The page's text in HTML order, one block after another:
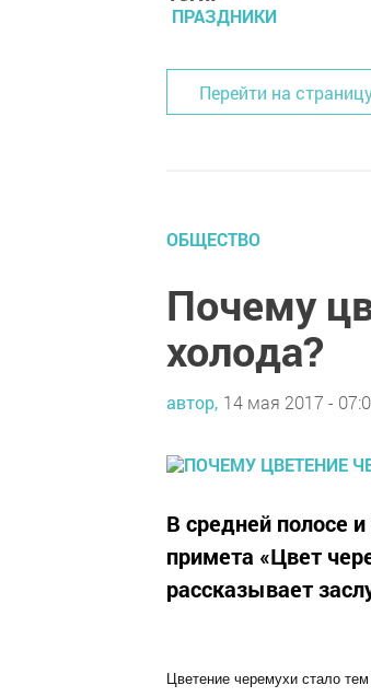
ПРАЗДНИКИ
Перейти на
ОБЩЕСТВО
Почему
холода?
автор, 14 мая 2017 -
В средней полосе
примета «Цвет
рассказывает
Цветение черемухи стало